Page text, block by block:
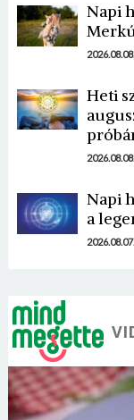
Napi
2026.08.08.
Heti
2026.08.08.
Napi
a
2026.08.07.
E-mail cím
Jelszó